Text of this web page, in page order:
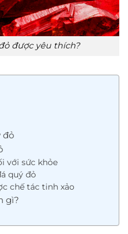
được yêu thích?
đỏ
với sức khỏe
quý đỏ
chế tác tinh xảo
gì?